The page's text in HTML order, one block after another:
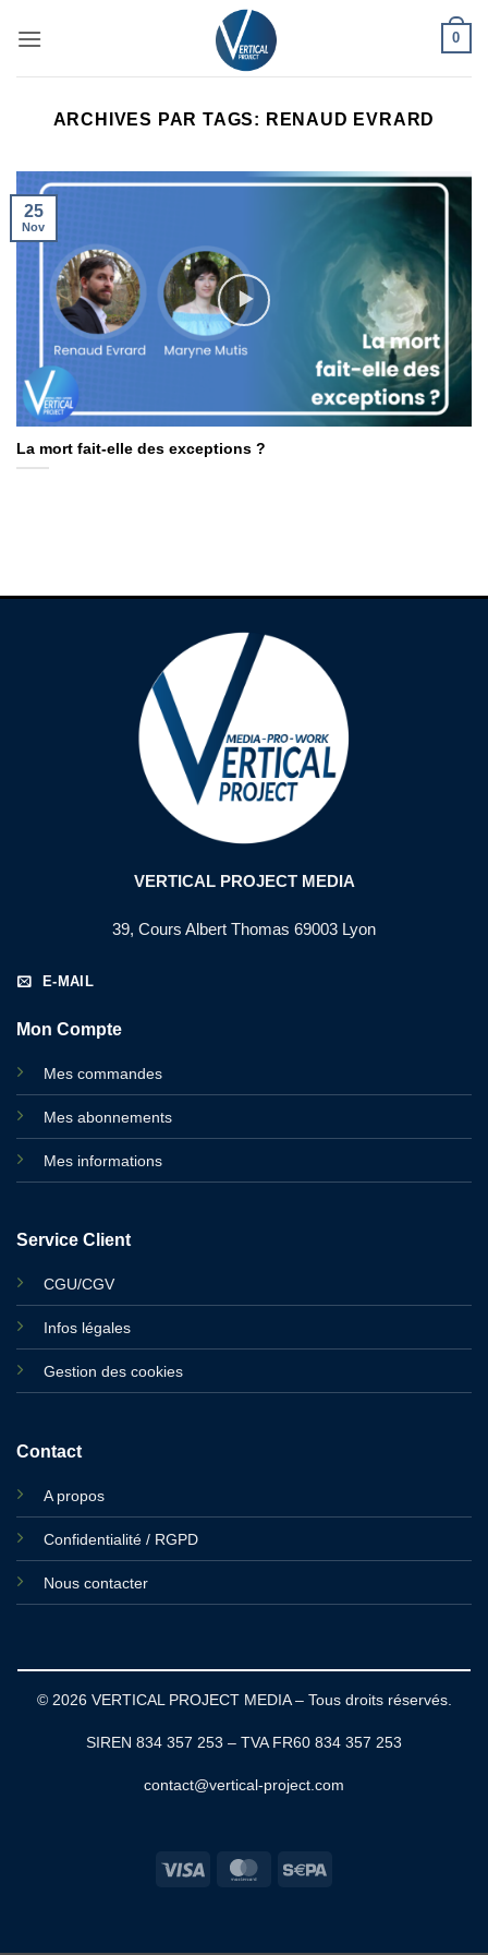
0
ARCHIVES PAR TAGS: RENAUD EVRARD
La mort fait-elle des exceptions ?
25
Nov
VERTICAL PROJECT MEDIA
39, Cours Albert Thomas 69003 Lyon
E-MAIL
Mon Compte
Mes commandes
Mes abonnements
Mes informations
Service Client
CGU/CGV
Infos légales
Gestion des cookies
Contact
A propos
Confidentialité / RGPD
Nous contacter
© 2026 VERTICAL PROJECT MEDIA – Tous droits réservés.
SIREN 834 357 253 – TVA FR60 834 357 253
contact@vertical-project.com
Visa MasterCard